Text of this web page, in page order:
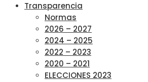
Transparencia
Normas
2026 – 2027
2024 – 2025
2022 – 2023
2020 – 2021
ELECCIONES 2023